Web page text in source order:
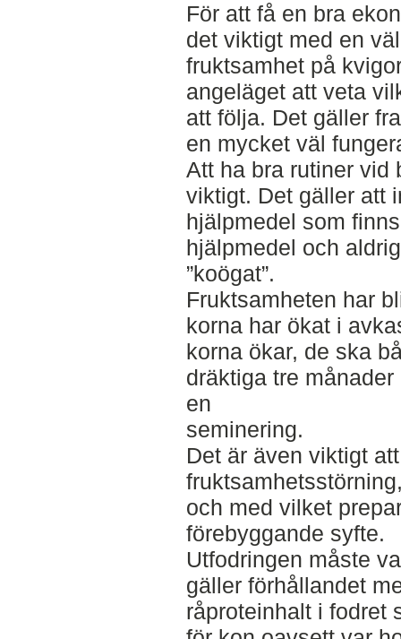
För att få en bra
det viktigt med en
fruktsamhet på
angeläget att veta
att följa. Det gäller
en mycket väl
Att ha bra rutiner vid
viktigt. Det gäller att
hjälpmedel som
hjälpmedel och
”koögat”.
Fruktsamheten har
korna har ökat i
korna ökar, de ska
dräktiga tre
en
seminering.
Det är även viktigt
och med vilket
förebyggande syfte.
Utfodringen måste
gäller förhållandet
råproteinhalt i fodret